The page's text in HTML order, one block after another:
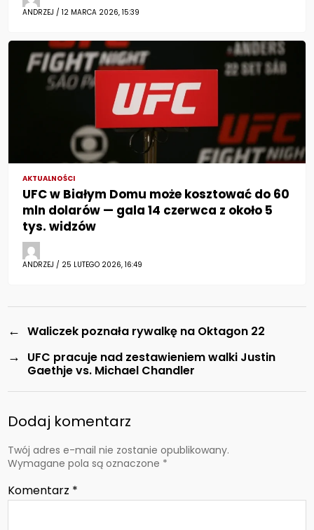
ANDRZEJ / 12 MARCA 2026, 15:39
AKTUALNOŚCI
UFC w Białym Domu może kosztować do 60
mln dolarów — gala 14 czerwca z około 5
tys. widzów
ANDRZEJ / 25 LUTEGO 2026, 16:49
← Waliczek poznała rywalkę na Oktagon 22
→
UFC pracuje nad zestawieniem walki Justin
Gaethje vs. Michael Chandler
Dodaj komentarz
Twój adres e-mail nie zostanie opublikowany.
Wymagane pola są oznaczone *
Komentarz *